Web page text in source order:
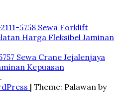
5758 Sewa Forklift
Harga Fleksibel Jaminan
Sewa Crane Jejalenjaya
Kepuasan
| Theme: Palawan by